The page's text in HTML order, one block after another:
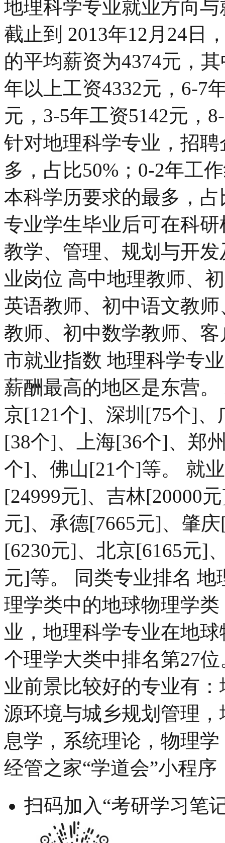
地理科学专业就业方向
截止到 2013年12月24日
的平均薪资为4374元，
年以上工资4332元，6-7
元，3-5年工资5142元，
针对地理科学专业，招
多，占比50%；0-2年工
本科学历要求的最多，
专业学生毕业后可在科
教学、管理、规划与开
业岗位 高中地理教师、
英语教师、初中语文教
教师、初中数学教师、
市就业指数 地理科学专
薪酬最高的地区是东营
京[121个]、深圳[75个]
[38个]、上海[36个]、郑
个]、佛山[21个]等。 就
[24999元]、吉林[20000
元]、承德[7665元]、肇
[6230元]、北京[6165元]
元]等。 同类专业排名
理学类中的地球物理学
业，地理科学专业在地
个理学大类中排名第27
业前景比较好的专业有
源环境与城乡规划管理
息学，系统理论，物理
经管之家“学道会”小程序
扫码加入“考研学习笔